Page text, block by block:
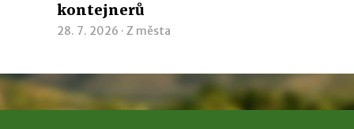
kontejnerů
28. 7. 2026 · Z města